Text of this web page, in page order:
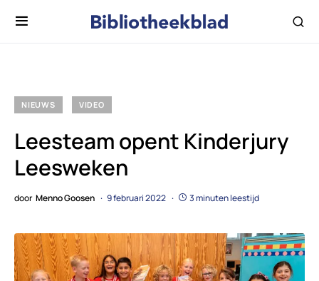
NIEUWS VIDEO
Leesteam opent Kinderjury
Leesweken
door Menno Goosen 9 februari 2022 3 minuten leestijd